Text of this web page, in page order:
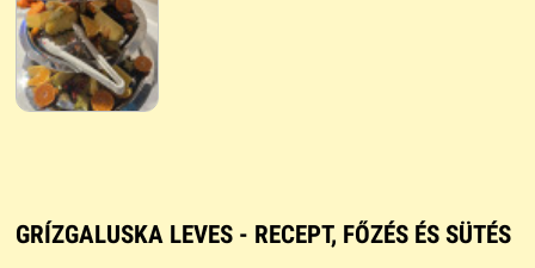
GRÍZGALUSKA LEVES - RECEPT, FŐZÉS ÉS SÜTÉS